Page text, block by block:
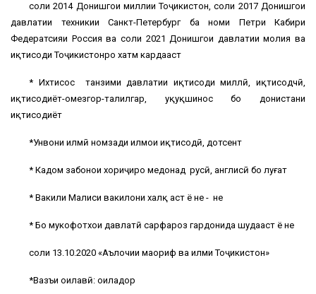
соли 2014 Донишгоҳи миллии Тоҷикистон, соли 2017 Донишгоҳи
давлатии техникии Санкт-Петербург ба номи Петри Кабири
Федератсияи Россия ва соли 2021 Донишгоҳи давлатии молия ва
иқтисоди Тоҷикистонро хатм кардааст
* Ихтисос танзими давлатии иқтисоди миллӣ, иқтисодчӣ,
иқтисодиёт-омeзгор-таҳлилгар, ҳуқуқшинос бо донистани
иқтисодиёт
*Унвони илмӣ номзади илмҳои иқтисодӣ, дотсент
* Кадом забонҳои хориҷиро медонад русӣ, англисӣ бо луғат
* Вакили Маҳлиси вакилони халқ ҳаст ё не - не
* Бо мукофотхои давлатӣ сарфароз гардонида шудааст ё не
соли 13.10.2020 «Аълочии маориф ва илми Тоҷикистон»
*Вазъи оилавӣ: оиладор